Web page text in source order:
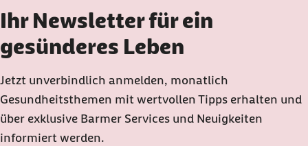
Ihr Newsletter für ein
gesünderes Leben
Jetzt unverbindlich anmelden, monatlich
Gesundheitsthemen mit wertvollen Tipps erhalten und
über exklusive Barmer Services und Neuigkeiten
informiert werden.